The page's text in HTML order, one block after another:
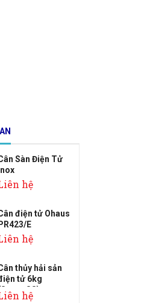
Sàn Điện Tử
Inox
hệ
điện tử Ohaus
PR423/E
hệ
thủy hải sản
tử 6kg
(Super SS)
hệ